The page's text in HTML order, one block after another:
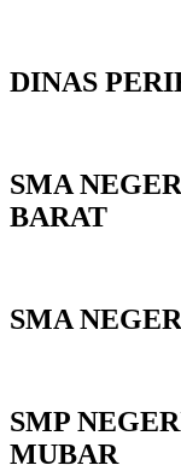
DINAS
SMA
BARAT
SMA
SMP
MUBAR